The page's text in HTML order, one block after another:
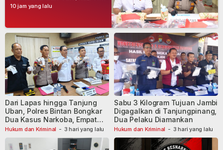
10 jam yang lalu
Tersangka
Hukum dan Kriminal - 3 hari yang lalu
Dari Lapas hingga Tanjung
Uban, Polres Bintan Bongkar
Dua Kasus Narkoba, Empat
Tersangka Dibekuk
Hukum dan Kriminal - 3 hari yang lalu
Sabu 3 Kilogram Tujuan Jambi
Digagalkan di Tanjungpinang,
Dua Pelaku Diamankan